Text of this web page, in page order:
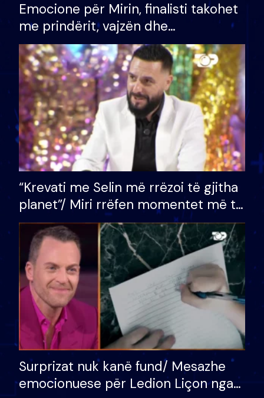
Emocione për Mirin, finalisti takohet
me prindërit, vajzën dhe
bashkëshorten: S’kemi ndonjë letër
divorci apo jo?
“Krevati me Selin më rrëzoi të gjitha
planet”/ Miri rrëfen momentet më të
bukura në shtëpinë e BB VIP: Do më
mungojë zilja e mëngjesit kur…
Surprizat nuk kanë fund/ Mesazhe
emocionuese për Ledion Liçon nga